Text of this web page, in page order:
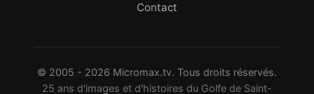
Contact
© 2005 - 2026 Micromax.tv. Tous droits réservés.
25 ans d'images et d'histoires du Golfe de Saint-